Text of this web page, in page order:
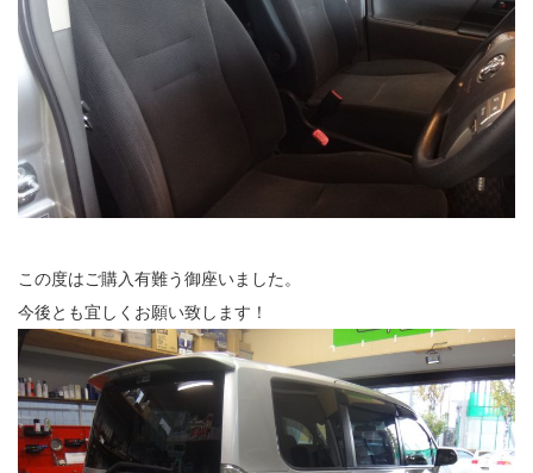
この度はご購入有難う御座いました。
今後とも宜しくお願い致します！